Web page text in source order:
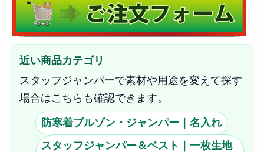
近い商品カテゴリ
スタッフジャンパーで素材や用途を変えて探す
場合はこちらも確認できます。
防寒着ブルゾン・ジャンパー｜名入れ
スタッフジャンパー＆ベスト｜一枚生地